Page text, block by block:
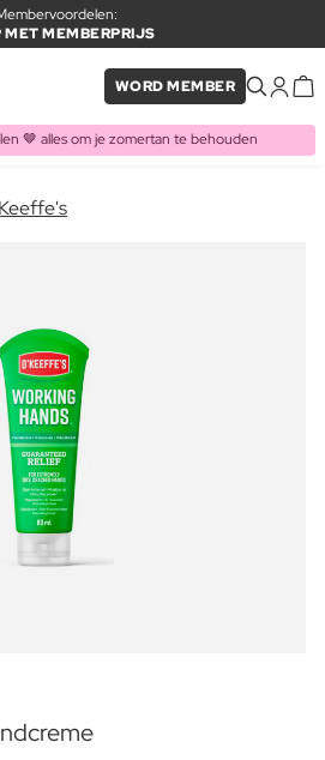
MET MEMBERPRIJS
WORD MEMBER
🤎 alles om je zomertan te behouden
AAN